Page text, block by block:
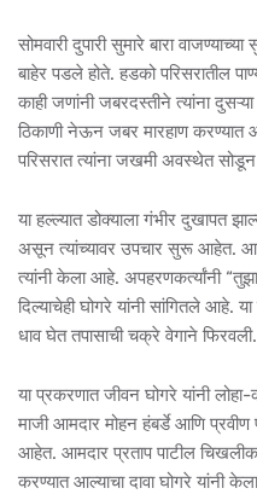
सोमवारी दुपारी सुमारे बारा
बाहेर पडले होते. हडको परिसरातील
काही जणांनी जबरदस्तीने त्यांना
ठिकाणी नेऊन जबर मारहाण करण्यात
परिसरात त्यांना जखमी अवस्थेत
या हल्ल्यात डोक्याला गंभीर दुखापत
असून त्यांच्यावर उपचार सुरू आहेत.
त्यांनी केला आहे. अपहरणकर्त्यांनी
दिल्याचेही घोगरे यांनी सांगितले आहे.
धाव घेत तपासाची चक्रे वेगाने फिरवली.
या प्रकरणात जीवन घोगरे यांनी
माजी आमदार मोहन हंबर्डे आणि
आहेत. आमदार प्रताप पाटील
करण्यात आल्याचा दावा घोगरे यांनी